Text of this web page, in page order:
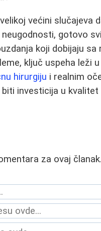
većini slučajeva
gotovo
koji dobijaju sa
ključ uspeha leži
hirurgiju i realnim
investicija u
za ovaj članak.